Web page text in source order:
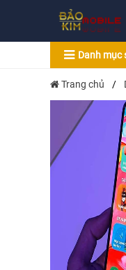
Danh mục
Trang chủ /